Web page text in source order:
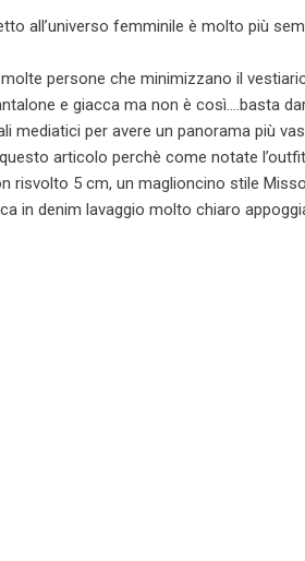
all’universo femminile è molto più
persone che minimizzano il
e giacca ma non è così….basta
mediatici per avere un panorama più
questo articolo perchè come notate
risvolto 5 cm, un maglioncino stile
in denim lavaggio molto chiaro